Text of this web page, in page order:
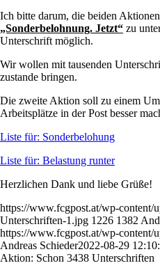
Ich bitte darum, die beiden Aktionen
„Sonderbelohnung. Jetzt“ zu
Unterschrift möglich.
Wir wollen mit tausenden
zustande bringen.
Die zweite Aktion soll zu einem
Arbeitsplätze in der Post besser
Liste für: Sonderbelohung
Liste für: Belastung runter
Herzlichen Dank und liebe Grüße!
https://www.fcgpost.at/wp-content/
Unterschriften-1.jpg 1226 1382
https://www.fcgpost.at/wp-content/
Andreas Schieder2022-08-29
Aktion: Schon 3438 Unterschriften